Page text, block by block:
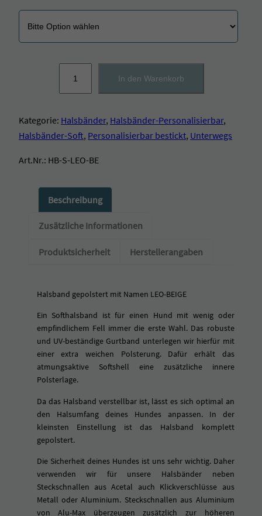
l
b
a
d
e
p
o
l
t
i
t
N
a
m
e
L
E
O
-
B
In den Warenkorb
Kategorie: Halsbänder, Halsbänder-Personalisierbar
Halsbänder-Soft, Personalisierbar bestickt, Unterwegs
Art.Nr.: HB-S-LEO-BE
Beschreibung
Zusätzliche Informationen
Produktsicherheit Herstellerangaben
Halsband gepolstert mit Namen LEO-BEIGE
Ein Softhalsband ist für einen Hund mit wenig oder
empfindlichem Fell immer die erste Wahl. Das robuste
und UV-beständige Gurtband unterlegen wir hierfür mit
einer extra weichen Polsterung. Dafür erhält das
atmungsaktive Softshell eine zusätzliche innere
Polsterlage.
Da das Halsband verstellbar ist, lässt es sich optimal an
den Halsumfang deines Hundes anpassen. In der
kleinsten Einstellung ist das Halsband komplett
gepolstert.
Die Sicherheit deines Hundes ist uns sehr wichtig. Daher
verwenden wir für unsere Halsbänder neben
Steckschnallen aus Acetal auch Klickverschlüsse aus
Metall oder Aluminium. Steckschnallen aus Aluminium
von Alu-Max überzeugen zusätzlich zur höheren